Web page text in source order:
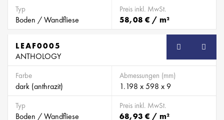
Typ
Boden / Wandfliese
Preis inkl. MwSt.
58,08 € / m²
SB
LEAF0005
ANTHOLOGY
Farbe
dark (anthrazit)
Abmessungen (mm)
1.198 x 598 x 9
Typ
Boden / Wandfliese
Preis inkl. MwSt.
68,93 € / m²